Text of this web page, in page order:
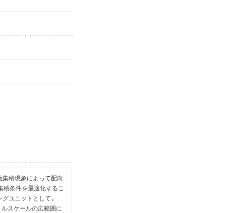
積現象によって配向
条件を最適化するこ
グユニットとして,
スケールの広範囲に